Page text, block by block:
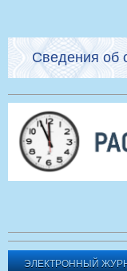
Сведения об
ЭЛЕКТРОННЫЙ